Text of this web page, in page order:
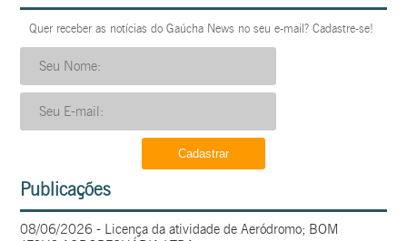
Quer receber as notícias do Gaúcha News no seu e-mail? Cadastre-se!
Publicações
08/06/2026 - Licença da atividade de Aeródromo; BOM